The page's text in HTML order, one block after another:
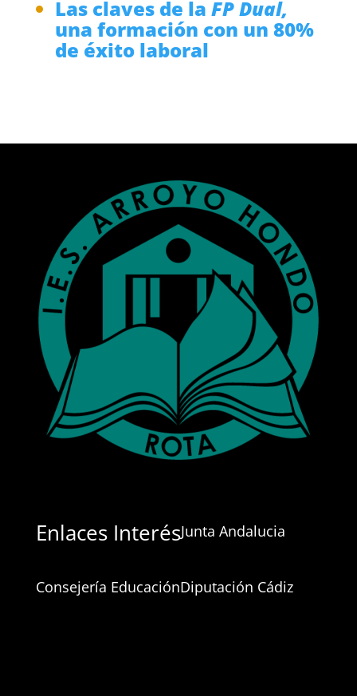
Las claves de la FP Dual,
una formación con un 80%
de éxito laboral
Enlaces InterésJunta Andalucia
Consejería EducaciónDiputación Cádiz